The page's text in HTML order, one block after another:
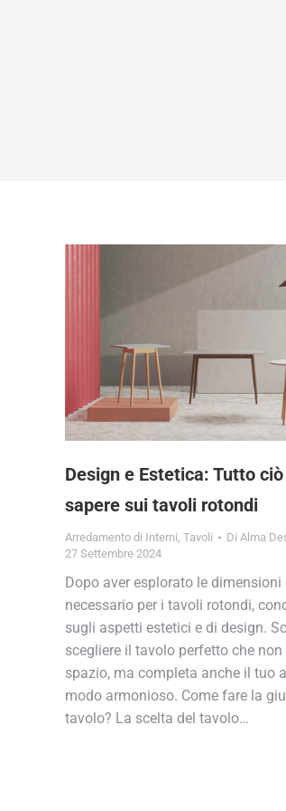
Design e Estetica: Tutto
sapere sui tavoli rotondi
Arredamento di Interni, Tavoli Di Alma
27 Settembre 2024
Dopo aver esplorato le
necessario per i tavoli rotondi,
sugli aspetti estetici e di design.
scegliere il tavolo perfetto che
spazio, ma completa anche il tuo
modo armonioso. Come fare la
tavolo? La scelta del tavolo…